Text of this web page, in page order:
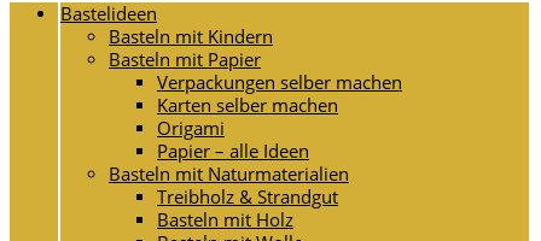
Bastelideen
Basteln mit Kindern
Basteln mit Papier
Verpackungen selber machen
Karten selber machen
Origami
Papier – alle Ideen
Basteln mit Naturmaterialien
Treibholz & Strandgut
Basteln mit Holz